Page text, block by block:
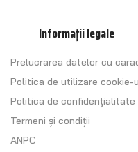
Informații legale
Prelucrarea datelor cu
Politica de utilizare cookie-
Politica de confidențialitate
Termeni și condiții
ANPC